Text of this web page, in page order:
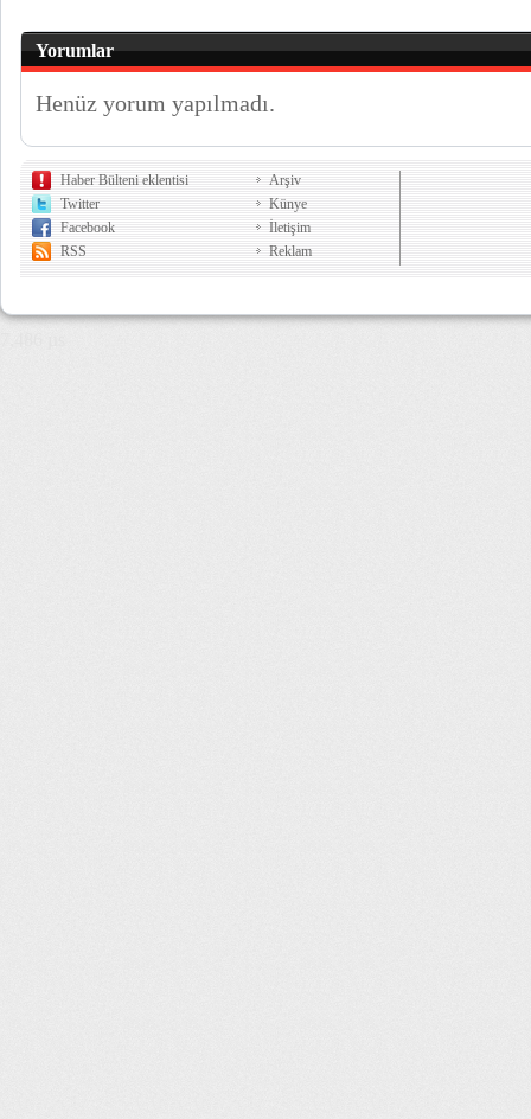
Yorumlar
Henüz yorum yapılmadı.
Haber Bülteni eklentisi
Twitter
Facebook
RSS
Arşiv
Künye
İletişim
Reklam